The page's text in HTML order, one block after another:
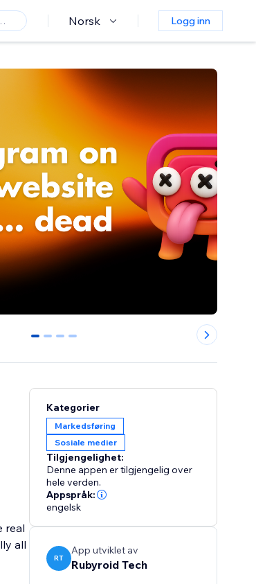
Norsk Logg inn
0 1 2 3
real
all
Kategorier
Markedsføring
Sosiale medier
Tilgjengelighet:
Denne appen er tilgjengelig over
hele verden.
Appspråk:
engelsk
RT
App utviklet av
Rubyroid Tech